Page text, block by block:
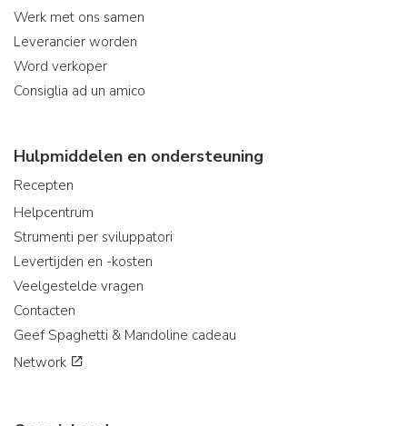
Werk met ons samen
Leverancier worden
Word verkoper
Consiglia ad un amico
Hulpmiddelen en ondersteuning
Recepten
Helpcentrum
Strumenti per sviluppatori
Levertijden en -kosten
Veelgestelde vragen
Contacten
Geef Spaghetti & Mandoline cadeau
Network